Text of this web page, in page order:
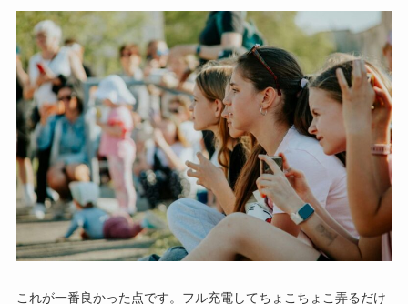
これが一番良かった点です。フル充電してちょこちょこ弄るだけ